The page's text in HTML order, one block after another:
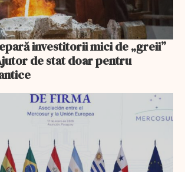
investitorii mici de „greii”
de stat doar pentru